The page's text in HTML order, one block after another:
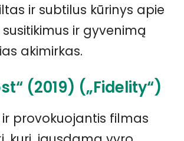
ir subtilus kūrinys apie
ir gyvenimą
akimirkas.
(2019) („Fidelity“)
provokuojantis filmas